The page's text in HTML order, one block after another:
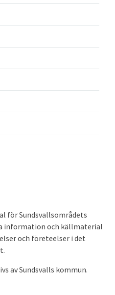
för Sundsvallsområdets
information och källmaterial
och företeelser i det
av Sundsvalls kommun.